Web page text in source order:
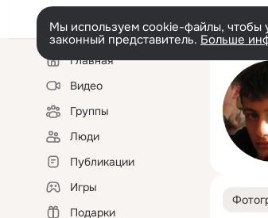
Мы используем cookie-файлы, чтобы
законный представитель. Больше
Левая
колонкаГлавная
Видео
Группы
Люди
Публикации
Игры
Подарки